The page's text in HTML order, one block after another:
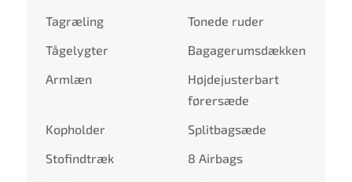
Tagræling
Tonede ruder
Tågelygter
Bagagerumsdækken
Armlæn
Højdejusterbart
førersæde
Kopholder
Splitbagsæde
Stofindtræk
8 Airbags